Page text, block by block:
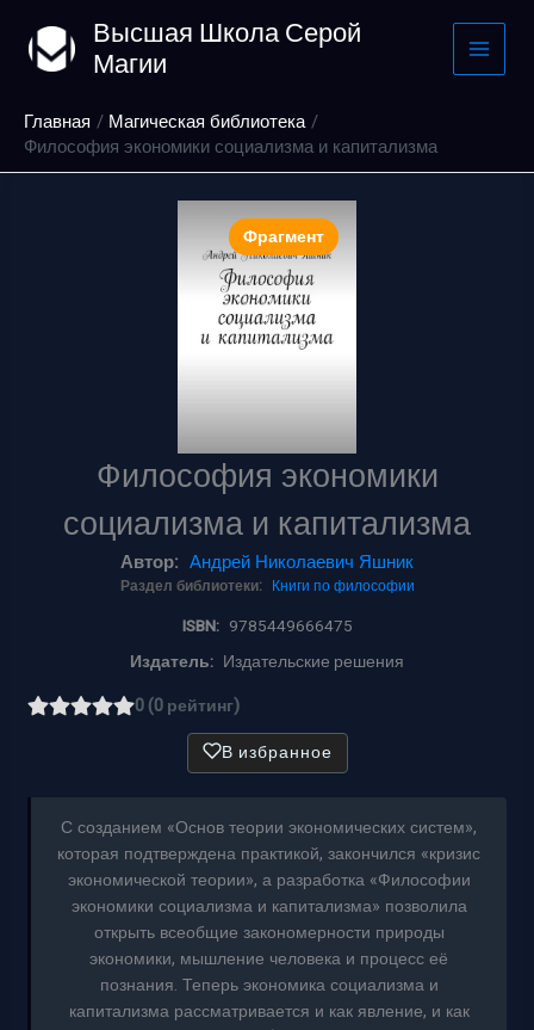
содержимому
Высшая Школа Серой
Магии
Главная
Магическая библиотека
Философия экономики социализма и капитализма
Фрагмент
Философия экономики
социализма и капитализма
Автор: Андрей Николаевич Яшник
Раздел библиотеки: Книги по философии
ISBN: 9785449666475
Издатель: Издательские решения
0 (0 рейтинг)
В избранное
С созданием «Основ теории экономических систем»,
которая подтверждена практикой, закончился «кризис
экономической теории», а разработка «Философии
экономики социализма и капитализма» позволила
открыть всеобщие закономерности природы
экономики, мышление человека и процесс её
познания. Теперь экономика социализма и
капитализма рассматривается и как явление, и как